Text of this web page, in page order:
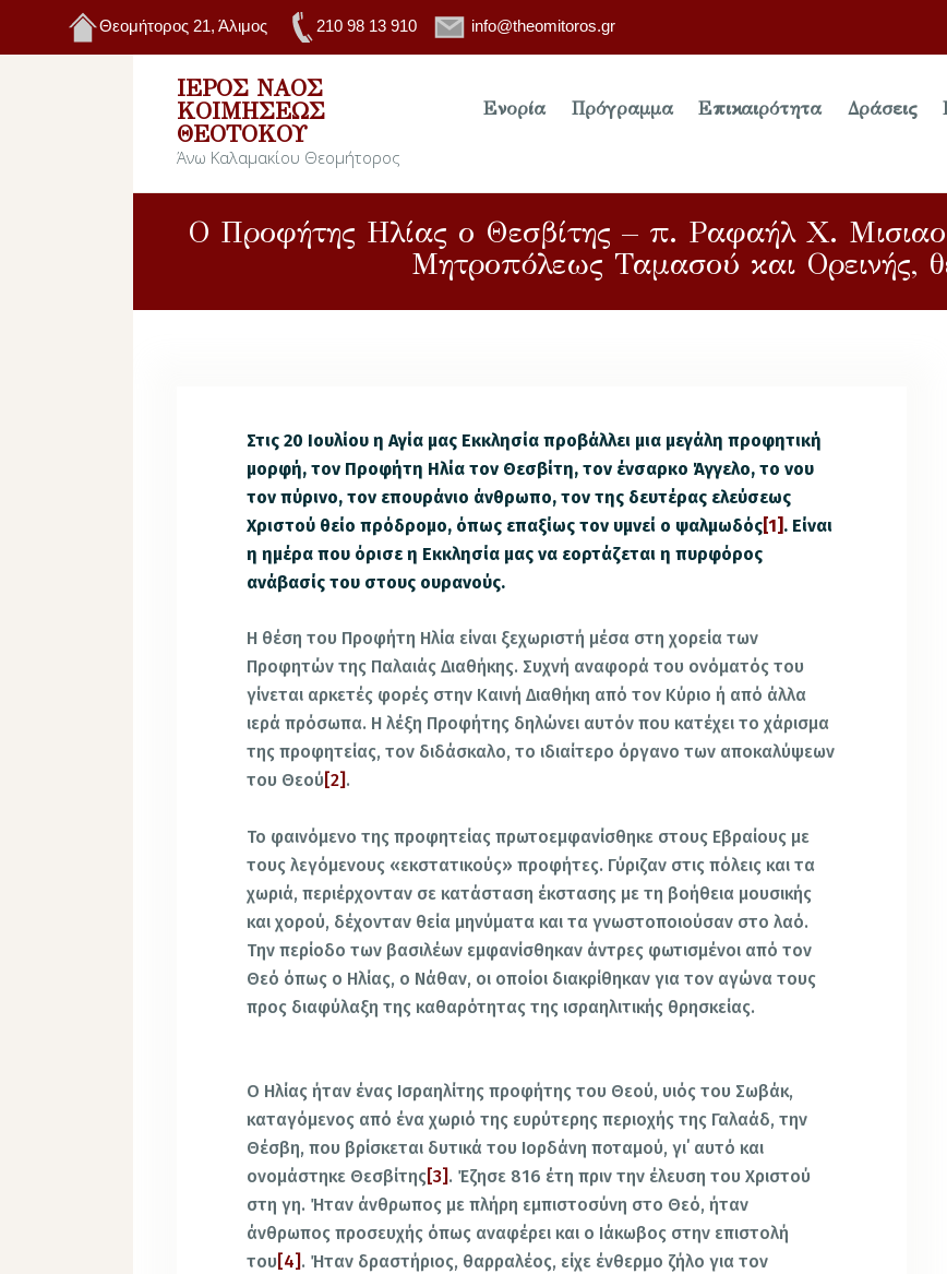
Θεομήτορος 21, Άλιμος 210 98 13 910 info@theomitoros.gr
ΙΕΡΌΣ ΝΑΌΣ
ΚΟΙΜΉΣΕΩΣ
ΘΕΟΤΌΚΟΥ
Άνω Καλαμακίου Θεομήτορος
Ενορία Πρόγραμμα Επικαιρότητα Δράσεις
Ο Προφήτης Ηλίας ο Θεσβίτης – π. Ραφαήλ Χ.
Μητροπόλεως Ταμασού και Ορεινής,
Στις 20 Ιουλίου η Αγία μας Εκκλησία προβάλλει μια μεγάλη προφητική
μορφή, τον Προφήτη Ηλία τον Θεσβίτη, τον ένσαρκο Άγγελο, το νου
τον πύρινο, τον επουράνιο άνθρωπο, τον της δευτέρας ελεύσεως
Χριστού θείο πρόδρομο, όπως επαξίως τον υμνεί ο ψαλμωδός[1] . Είναι
η ημέρα που όρισε η Εκκλησία μας να εορτάζεται η πυρφόρος
ανάβασίς του στους ουρανούς.
Η θέση του Προφήτη Ηλία είναι ξεχωριστή μέσα στη χορεία των
Προφητών της Παλαιάς Διαθήκης. Συχνή αναφορά του ονόματός του
γίνεται αρκετές φορές στην Καινή Διαθήκη από τον Κύριο ή από άλλα
ιερά πρόσωπα. Η λέξη Προφήτης δηλώνει αυτόν που κατέχει το χάρισμα
της προφητείας, τον διδάσκαλο, το ιδιαίτερο όργανο των αποκαλύψεων
του Θεού [2] .
Το φαινόμενο της προφητείας πρωτοεμφανίσθηκε στους Εβραίους με
τους λεγόμενους «εκστατικούς» προφήτες. Γύριζαν στις πόλεις και τα
χωριά, περιέρχονταν σε κατάσταση έκστασης με τη βοήθεια μουσικής
και χορού, δέχονταν θεία μηνύματα και τα γνωστοποιούσαν στο λαό.
Την περίοδο των βασιλέων εμφανίσθηκαν άντρες φωτισμένοι από τον
Θεό όπως ο Ηλίας, ο Νάθαν, οι οποίοι διακρίθηκαν για τον αγώνα τους
προς διαφύλαξη της καθαρότητας της ισραηλιτικής θρησκείας.
Ο Ηλίας ήταν ένας Ισραηλίτης προφήτης του Θεού, υιός του Σωβάκ,
καταγόμενος από ένα χωριό της ευρύτερης περιοχής της Γαλαάδ, την
Θέσβη, που βρίσκεται δυτικά του Ιορδάνη ποταμού, γι΄ αυτό και
ονομάστηκε Θεσβίτης [3] . Έζησε 816 έτη πριν την έλευση του Χριστού
στη γη. Ήταν άνθρωπος με πλήρη εμπιστοσύνη στο Θεό, ήταν
άνθρωπος προσευχής όπως αναφέρει και ο Ιάκωβος στην επιστολή
του [4] . Ήταν δραστήριος, θαρραλέος, είχε ένθερμο ζήλο για τον